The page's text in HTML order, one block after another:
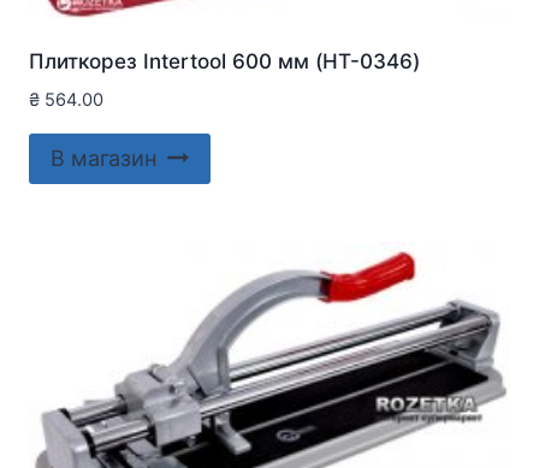
Плиткорез Intertool 600 мм (HT-0346)
₴ 564.00
В магазин